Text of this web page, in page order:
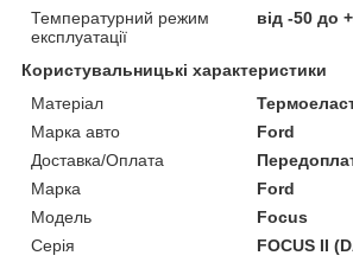
Температурний режим
експлуатації
від -50 до
Користувальницькі характеристики
Матеріал
Марка авто
Ford
Доставка/Оплата
Марка
Ford
Модель
Focus
Серія
FOCUS II